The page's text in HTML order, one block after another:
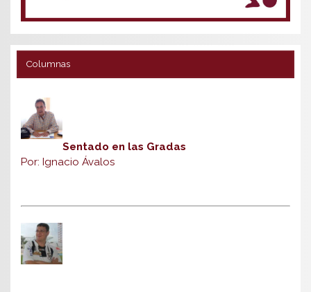
Columnas
Sentado en las Gradas
Por: Ignacio Ávalos